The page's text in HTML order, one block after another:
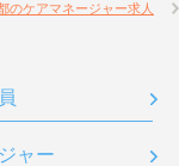
のケアマネージャー求人
ャー